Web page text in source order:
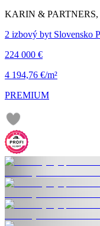
KARIN & PARTNERS,
2 izbový byt Slovensko
224 000 €
4 194,76 €/m²
PREMIUM